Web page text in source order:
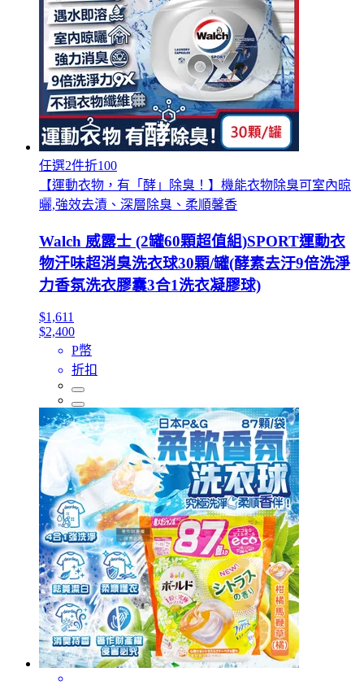
任選2件折100
【運動衣物，有「酵」除臭！】機能衣物除臭可室內晾
曬,強效去漬、深層除臭、柔順馨香
Walch 威露士 (2罐60顆超值組)SPORT運動衣
物汗味超消臭洗衣球30顆/罐(酵素去汙9倍洗淨
力香氛洗衣膠囊3合1洗衣凝膠球)
$1,611
$2,400
P幣
折扣